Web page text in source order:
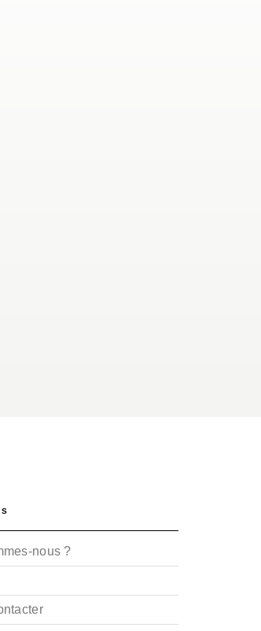
nous ?